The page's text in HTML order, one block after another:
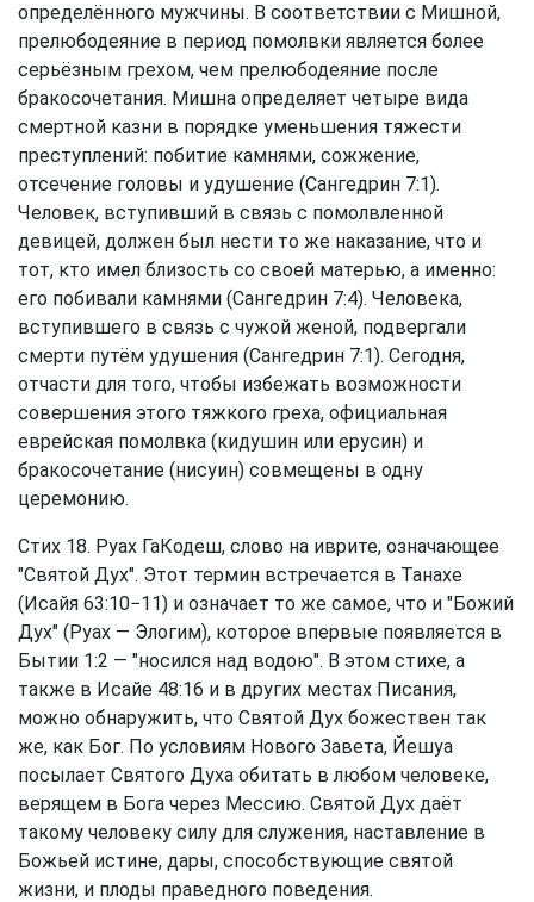
определённого мужчины. В соответствии с Мишной,
прелюбодеяние в период помолвки является более
серьёзным грехом, чем прелюбодеяние после
бракосочетания. Мишна определяет четыре вида
смертной казни в порядке уменьшения тяжести
преступлений: побитие камнями, сожжение,
отсечение головы и удушение (Сангедрин 7:1).
Человек, вступивший в связь с помолвленной
девицей, должен был нести то же наказание, что и
тот, кто имел близость со своей матерью, а именно:
его побивали камнями (Сангедрин 7:4). Человека,
вступившего в связь с чужой женой, подвергали
смерти путём удушения (Сангедрин 7:1). Сегодня,
отчасти для того, чтобы избежать возможности
совершения этого тяжкого греха, официальная
еврейская помолвка (кидушин или ерусин) и
бракосочетание (нисуин) совмещены в одну
церемонию.
Стих 18. Руах ГаКодеш, слово на иврите, означающее
"Святой Дух". Этот термин встречается в Танахе
(Исайя 63:10−11) и означает то же самое, что и "Божий
Дух" (Руах — Элогим), которое впервые появляется в
Бытии 1:2 — "носился над водою". В этом стихе, а
также в Исайе 48:16 и в других местах Писания,
можно обнаружить, что Святой Дух божествен так
же, как Бог. По условиям Нового Завета, Йешуа
посылает Святого Духа обитать в любом человеке,
верящем в Бога через Мессию. Святой Дух даёт
такому человеку силу для служения, наставление в
Божьей истине, дары, способствующие святой
жизни, и плоды праведного поведения.